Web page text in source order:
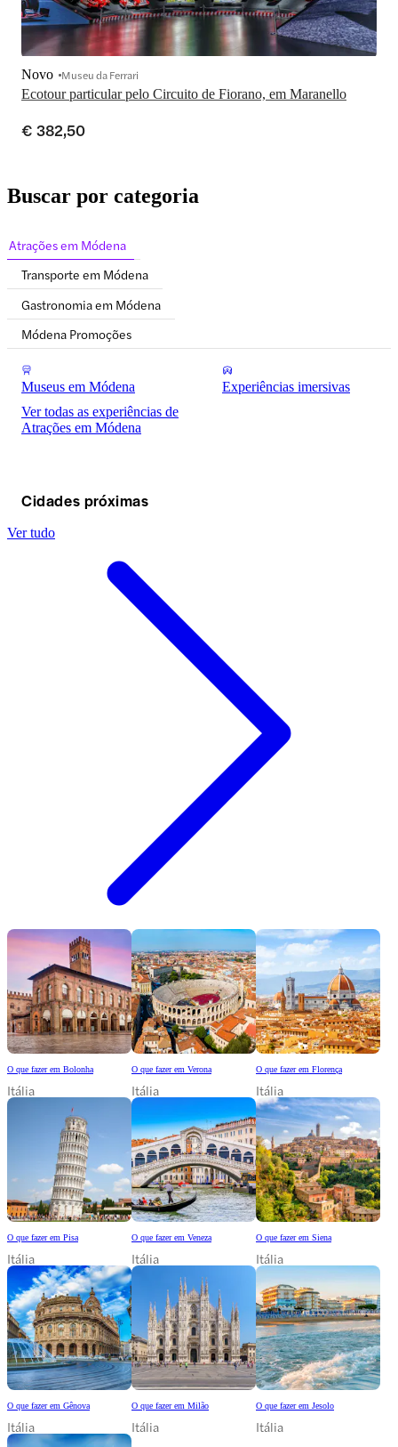
Ecotour particular pelo Circuito de Fiorano, em Maranello
Novo Museu da Ferrari
€ 382,50
Buscar por categoria
Atrações em Módena
Transporte em Módena
Gastronomia em Módena
Módena Promoções
Museus em Módena
Experiências imersivas
Ver todas as experiências de
Atrações em Módena
Cidades próximas
Ver tudo
O que fazer em Bolonha
Itália
O que fazer em Verona
Itália
O que fazer em Florença
Itália
O que fazer em Pisa
Itália
O que fazer em Veneza
Itália
O que fazer em Siena
Itália
O que fazer em Gênova
Itália
O que fazer em Milão
Itália
O que fazer em Jesolo
Itália